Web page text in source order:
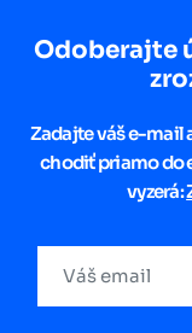
Odoberajte
Zadajte váš e-mail
chodiť priamo do
vyzerá: